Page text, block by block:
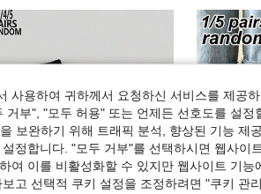
사용하여 귀하께서 요청하신 서비스를 제공
부", "모두 허용" 또는 언제든 선호도를 설정
보완하기 위해 트래픽 분석, 향상된 기능 제
정합니다. "모두 거부"를 선택하시면 웹사이
여 이를 비활성화할 수 있지만 웹사이트 기능
고 선택적 쿠키 설정을 조정하려면 "쿠키 관